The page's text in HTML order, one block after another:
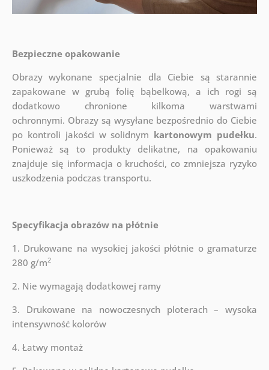
Bezpieczne opakowanie
Obrazy wykonane specjalnie dla Ciebie są starannie
zapakowane w grubą folię bąbelkową, a ich rogi są
dodatkowo chronione kilkoma warstwami
ochronnymi. Obrazy są wysyłane bezpośrednio do Ciebie
po kontroli jakości w solidnym kartonowym pudełku.
Ponieważ są to produkty delikatne, na opakowaniu
znajduje się informacja o kruchości, co zmniejsza ryzyko
uszkodzenia podczas transportu.
Specyfikacja obrazów na płótnie
1. Drukowane na wysokiej jakości płótnie o gramaturze
280 g/m2
2. Nie wymagają dodatkowej ramy
3. Drukowane na nowoczesnych ploterach – wysoka
intensywność kolorów
4. Łatwy montaż